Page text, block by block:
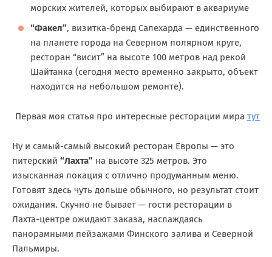
морских жителей, которых выбирают в аквариуме
“Факел”, визитка-бренд Салехарда — единственного
на планете города на Северном полярном круге,
ресторан “висит” на высоте 100 метров над рекой
Шайтанка (сегодня место временно закрыто, объект
находится на небольшом ремонте).
Первая моя статья про интересные ресторации мира тут
Ну и самый-самый высокий ресторан Европы — это
питерский “Лахта” на высоте 325 метров. Это
изысканная локация с отлично продуманным меню.
Готовят здесь чуть дольше обычного, но результат стоит
ожидания. Скучно не бывает — гости ресторации в
Лахта-центре ожидают заказа, наслаждаясь
панорамными пейзажами Финского залива и Северной
Пальмиры.